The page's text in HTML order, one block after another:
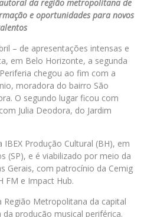
da região metropolitana de
e oportunidades para novos
– de apresentações intensas e
em Belo Horizonte, a segunda
chegou ao fim com a
moradora do bairro São
O segundo lugar ficou com
Julia Deodora, do Jardim
Produção Cultural (BH), em
(SP), e é viabilizado por meio da
Gerais, com patrocínio da Cemig
FM e Impact Hub.
Região Metropolitana da capital
produção musical periférica.